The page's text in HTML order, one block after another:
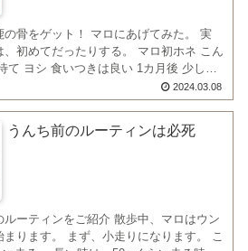
骨をゲット！ マロにあげてみた。 実
初めてだったりする。 マロ初ホネ こん
て ヨシ 食いつきは良い 1カ月後 少し小
2024.03.08
うんち前のルーティンは必死
ーティンをご紹介 散歩中、マロはウン
ります。 まず、小走りになります。 こ